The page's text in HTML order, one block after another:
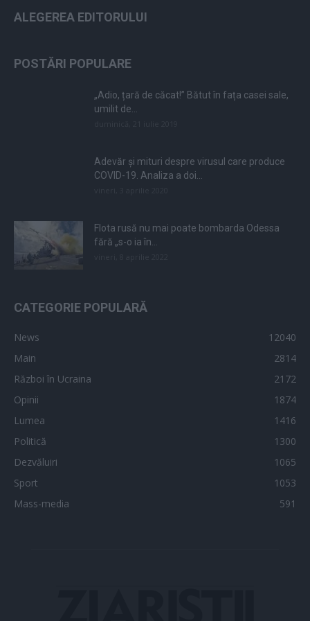
ALEGEREA EDITORULUI
POSTĂRI POPULARE
„Adio, țară de căcat!” Bătut în fața casei sale,
umilit de...
Adevăr și mituri despre virusul care produce
COVID-19. Analiza a doi...
Flota rusă nu mai poate bombarda Odessa
fără „s-o ia în...
CATEGORIE POPULARĂ
News
12040
Main
2814
Război în Ucraina
2172
Opinii
1874
Lumea
1416
Politică
1300
Dezvăluiri
1065
Sport
1053
Mass-media
591